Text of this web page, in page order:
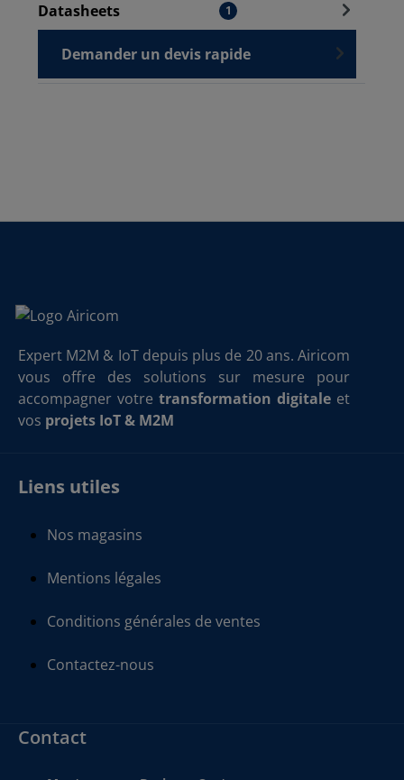
Datasheets 1
Demander un devis rapide
Expert M2M & IoT depuis plus de 20 ans. Airicom
vous offre des solutions sur mesure pour
accompagner votre transformation digitale et
vos projets IoT & M2M
Liens utiles
Nos magasins
Mentions légales
Conditions générales de ventes
Contactez-nous
Contact